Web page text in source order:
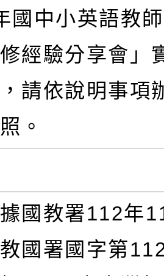
國中小英語教
經驗分享會」
請依說明事項
。
國教署112年
國署國字第